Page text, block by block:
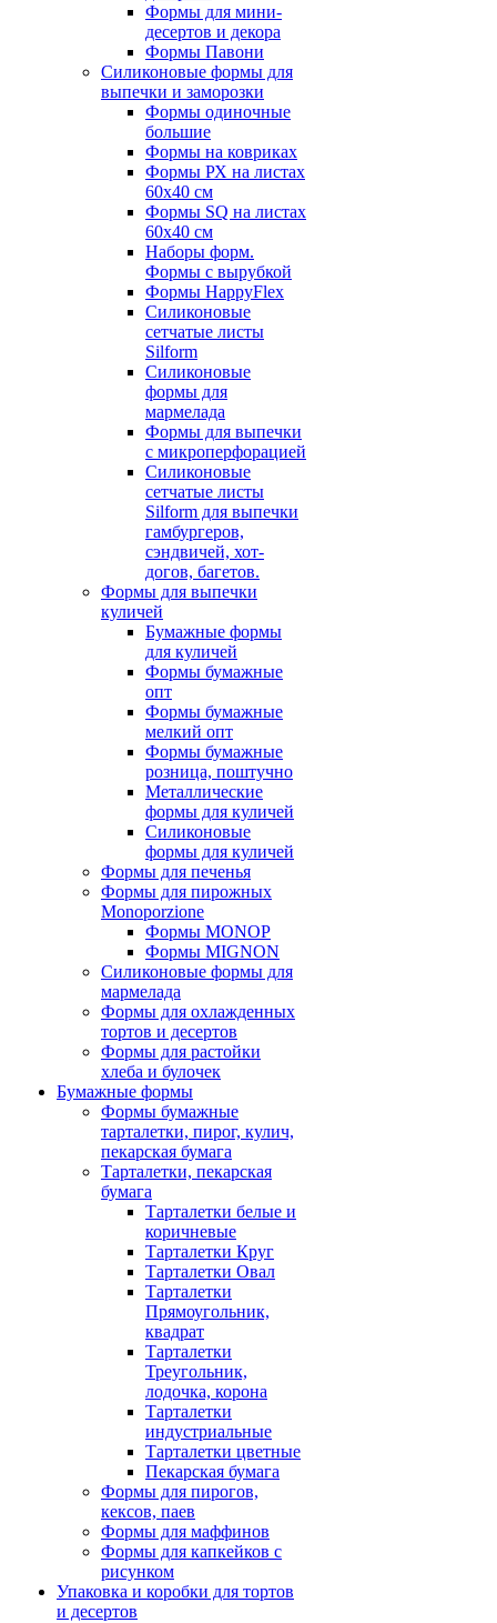
Формы для мини-
десертов и декора
Формы Павони
Силиконовые формы для
выпечки и заморозки
Формы одиночные
большие
Формы на ковриках
Формы РХ на листах
60х40 см
Формы SQ на листах
60х40 см
Наборы форм.
Формы с вырубкой
Формы HappyFlex
Силиконовые
сетчатые листы
Silform
Силиконовые
формы для
мармелада
Формы для выпечки
с микроперфорацией
Силиконовые
сетчатые листы
Silform для выпечки
гамбургеров,
сэндвичей, хот-
догов, багетов.
Формы для выпечки
куличей
Бумажные формы
для куличей
Формы бумажные
опт
Формы бумажные
мелкий опт
Формы бумажные
розница, поштучно
Металлические
формы для куличей
Силиконовые
формы для куличей
Формы для печенья
Формы для пирожных
Monoporzione
Формы MONOP
Формы MIGNON
Силиконовые формы для
мармелада
Формы для oхлажденных
тортов и десертов
Формы для растойки
хлеба и булочек
Бумажные формы
Формы бумажные
тарталетки, пирог, кулич,
пекарская бумага
Тарталетки, пекарская
бумага
Тарталетки белые и
коричневые
Тарталетки Круг
Тарталетки Овал
Тарталетки
Прямоугольник,
квадрат
Тарталетки
Треугольник,
лодочка, корона
Тарталетки
индустриальные
Тарталетки цветные
Пекарская бумага
Формы для пирогов,
кексов, паев
Формы для маффинов
Формы для капкейков с
рисунком
Упаковка и коробки для тортов
и десертов